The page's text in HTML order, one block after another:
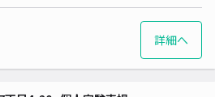
詳細へ